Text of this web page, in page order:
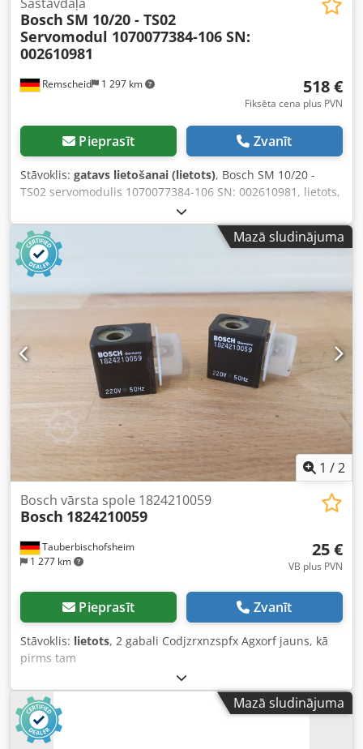
Remscheid 1 297 km
Bosch SM 10/20 - TS02
Servomodul 1070077384-106 SN:
002610981
518 €
Fiksēta cena plus PVN
Pieprasīt Zvanīt
Stāvoklis: gatavs lietošanai (lietots), Bosch SM 10/20 -
TS02 servomodulis 1070077384-106 SN: 002610981, lietots,
labā stāvoklī, 100% darbspējīgs, piegādes apjoms saskaņā
ar fotogrāfijām. Crsdpfxox Eqyfj Agxjf
Mazā sludinājuma
1 /2
Tauberbischofsheim
1 277 km
Bosch vārsta spole 1824210059
Bosch 1824210059
25 €
VB plus PVN
Pieprasīt Zvanīt
Stāvoklis: lietots, 2 gabali Codjzrxnzspfx Agxorf jauns, kā
pirms tam
Mazā sludinājuma